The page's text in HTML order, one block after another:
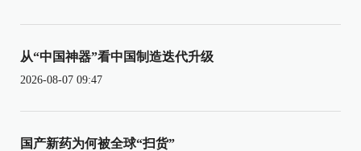
从“中国神器”看中国制造迭代升级
2026-08-07 09:47
国产新药为何被全球“扫货”